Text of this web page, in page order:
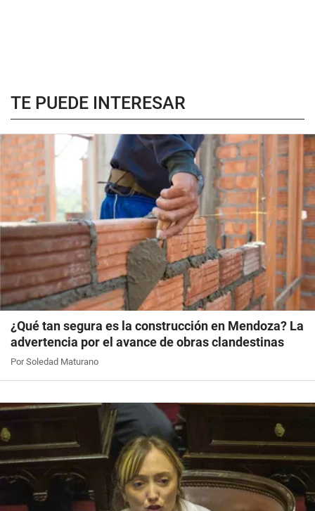
TE PUEDE INTERESAR
¿Qué tan segura es la construcción en Mendoza? La
advertencia por el avance de obras clandestinas
Por Soledad Maturano